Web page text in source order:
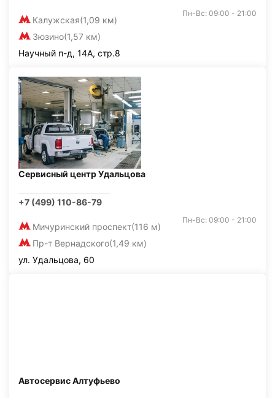
Калужская(1,09 км)
Зюзино(1,57 км)
Пн-Вс: 09:00 - 21:00
Научный п-д, 14А, стр.8
Сервисный центр Удальцова
+7 (499) 110-86-79
Мичуринский проспект(116 м)
Пр-т Вернадского(1,49 км)
Пн-Вс: 09:00 - 21:00
ул. Удальцова, 60
Автосервис Алтуфьево